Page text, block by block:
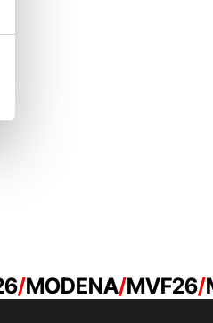
MODENA MVF26